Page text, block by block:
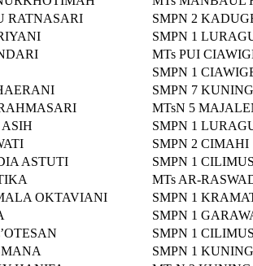
RATNASARI
SMPN 2
SMPN 1
MTs PUI
SMPN 1
SMPN 7
MTsN 5
SMPN 1
SMPN 2 CIMAHI
ASTUTI
SMPN 1
MTs AR-
OKTAVIANI
SMPN 1
SMPN 1
SMPN 1
SMPN 1